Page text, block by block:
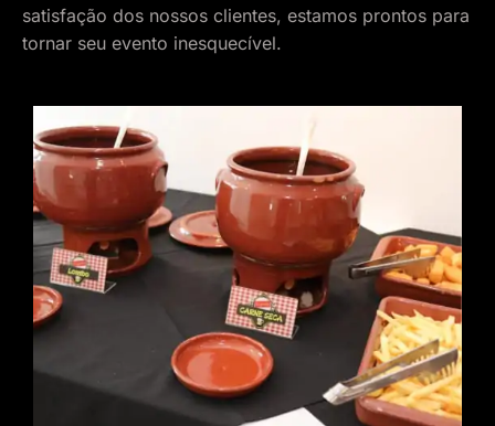
satisfação dos nossos clientes, estamos prontos para
tornar seu evento inesquecível.